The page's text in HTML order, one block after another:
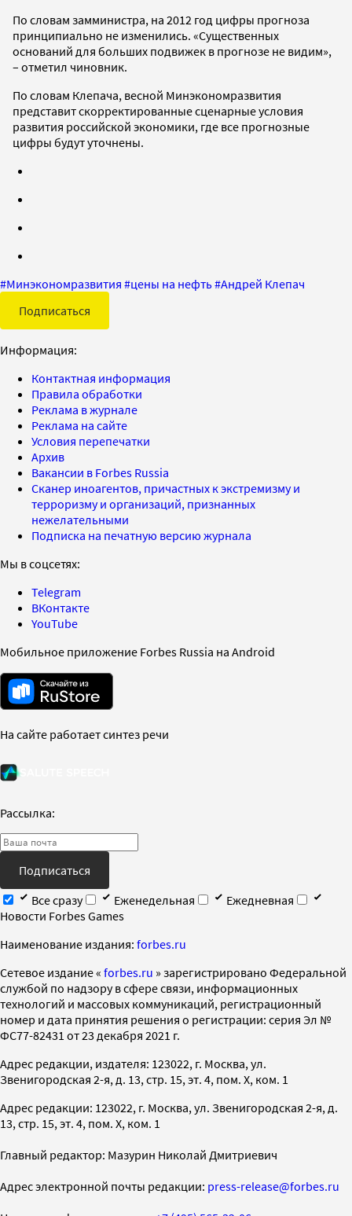
По словам замминистра, на 2012 год цифры прогноза
принципиально не изменились. «Существенных
оснований для больших подвижек в прогнозе не видим»,
– отметил чиновник.
По словам Клепача, весной Минэкономразвития
представит скорректированные сценарные условия
развития российской экономики, где все прогнозные
цифры будут уточнены.
#Минэкономразвития #цены на нефть#Андрей Клепач
Подписаться
Информация:
Контактная информация
Правила обработки
Реклама в журнале
Реклама на сайте
Условия перепечатки
Архив
Вакансии в Forbes Russia
Сканер иноагентов, причастных к экстремизму и
терроризму и организаций, признанных
нежелательными
Подписка на печатную версию журнала
Мы в соцсетях:
Telegram
ВКонтакте
YouTube
Мобильное приложение Forbes Russia на Android
На сайте работает синтез речи
Рассылка:
Подписаться
Все сразу
Еженедельная
Ежедневная
Новости Forbes Games
Наименование издания: forbes.ru
Cетевое издание « forbes.ru » зарегистрировано Федеральной
службой по надзору в сфере связи, информационных
технологий и массовых коммуникаций, регистрационный
номер и дата принятия решения о регистрации: серия Эл №
ФС77-82431 от 23 декабря 2021 г.
Адрес редакции, издателя: 123022, г. Москва, ул.
Звенигородская 2-я, д. 13, стр. 15, эт. 4, пом. X, ком. 1
Адрес редакции: 123022, г. Москва, ул. Звенигородская 2-я, д.
13, стр. 15, эт. 4, пом. X, ком. 1
Главный редактор: Мазурин Николай Дмитриевич
Адрес электронной почты редакции: press-release@forbes.ru